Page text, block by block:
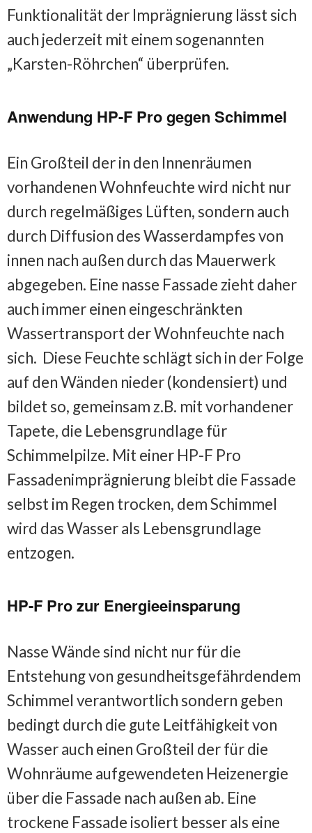
Funktionalität der Imprägnierung lässt sich
auch jederzeit mit einem sogenannten
„Karsten-Röhrchen“ überprüfen.
Anwendung HP-F Pro gegen Schimmel
Ein Großteil der in den Innenräumen
vorhandenen Wohnfeuchte wird nicht nur
durch regelmäßiges Lüften, sondern auch
durch Diffusion des Wasserdampfes von
innen nach außen durch das Mauerwerk
abgegeben. Eine nasse Fassade zieht daher
auch immer einen eingeschränkten
Wassertransport der Wohnfeuchte nach
sich. Diese Feuchte schlägt sich in der Folge
auf den Wänden nieder (kondensiert) und
bildet so, gemeinsam z.B. mit vorhandener
Tapete, die Lebensgrundlage für
Schimmelpilze. Mit einer HP-F Pro
Fassadenimprägnierung bleibt die Fassade
selbst im Regen trocken, dem Schimmel
wird das Wasser als Lebensgrundlage
entzogen.
HP-F Pro zur Energieeinsparung
Nasse Wände sind nicht nur für die
Entstehung von gesundheitsgefährdendem
Schimmel verantwortlich sondern geben
bedingt durch die gute Leitfähigkeit von
Wasser auch einen Großteil der für die
Wohnräume aufgewendeten Heizenergie
über die Fassade nach außen ab. Eine
trockene Fassade isoliert besser als eine